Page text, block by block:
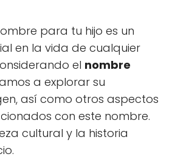
para tu hijo es un
en la vida de cualquier
el nombre
a explorar su
así como otros aspectos
con este nombre.
cultural y la historia